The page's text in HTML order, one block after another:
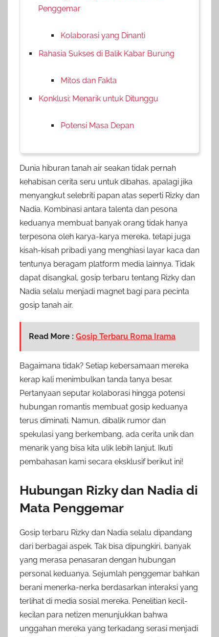
Penggemar
Kolaborasi yang Dinanti
Rahasia Sukses di Balik Kabar Burung
Mitos dan Fakta
Konklusi: Menarik untuk Ditunggu
Potensi Masa Depan
Dunia hiburan tanah air seakan tidak pernah
kehabisan cerita seru untuk dibahas, apalagi jika
menyangkut selebriti papan atas seperti Rizky dan
Nadia. Kombinasi antara talenta dan pesona
keduanya membuat banyak orang tidak hanya
terpesona oleh karya-karya mereka, tetapi juga
kisah-kisah pribadi yang menghiasi layar kaca dan
tentunya beragam platform media lainnya. Tidak
dapat disangkal, gosip terbaru tentang Rizky dan
Nadia selalu menjadi magnet bagi para pecinta
gosip tanah air.
Read More : Gosip Terbaru Roma Irama
Bagaimana tidak? Setiap kebersamaan mereka
kerap kali menimbulkan tanda tanya besar.
Pertanyaan seputar kolaborasi hingga potensi
hubungan romantis membuat gosip keduanya
terus diminati. Namun, dibalik rumor dan
spekulasi yang berkembang, ada cerita unik dan
menarik yang bisa kita ulik lebih lanjut. Ikuti
pembahasan kami secara eksklusif berikut ini!
Hubungan Rizky dan Nadia di
Mata Penggemar
Gosip terbaru Rizky dan Nadia selalu dipandang
dari berbagai aspek. Tak bisa dipungkiri, banyak
yang merasa penasaran dengan hubungan
personal keduanya. Sejumlah penggemar bahkan
berani menerka-nerka berdasarkan interaksi yang
terlihat di media sosial mereka. Penelitian kecil-
kecilan para netizen menunjukkan bahwa
unggahan mereka yang terkadang serasi menjadi